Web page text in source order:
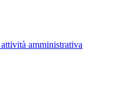
amministrativa